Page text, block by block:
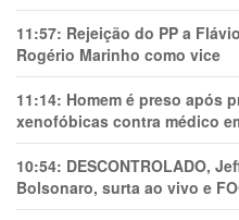
11:57: Rejeição do PP a
Rogério Marinho como vice
11:14: Homem é preso após
xenofóbicas contra médico
10:54: DESCONTROLADO,
Bolsonaro, surta ao vivo e